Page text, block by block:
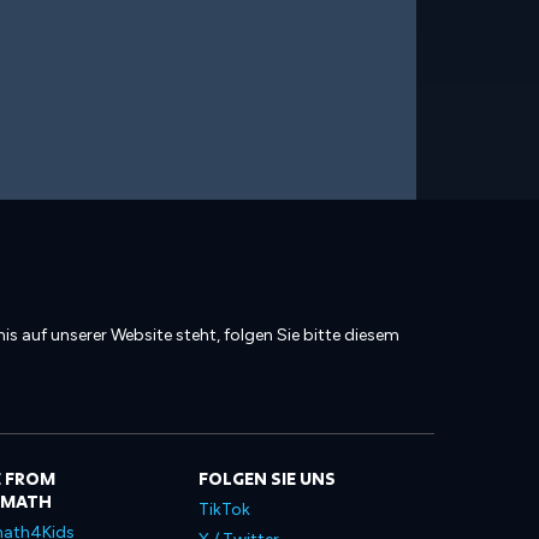
auf unserer Website steht, folgen Sie bitte diesem
FROM
FOLGEN SIE UNS
TikTok